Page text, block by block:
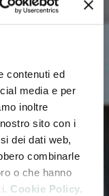
contenuti ed
media e per
inoltre
sito con i
dei dati web,
combinarle
o che hanno
Cookie Policy.